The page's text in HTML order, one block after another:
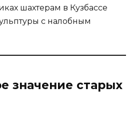
шахтерам в Кузбассе
с налобным
значение старых